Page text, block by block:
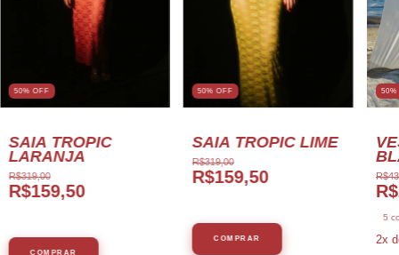
50% OFF
SAIA TROPIC
LARANJA
R$319,00
R$159,50
COMPRAR
50% OFF
SAIA TROPIC LIME
R$319,00
R$159,50
COMPRAR
50%
5
2x